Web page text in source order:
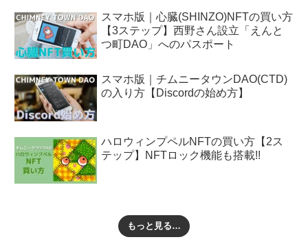
スマホ版｜心臓(SHINZO)NFTの買い方
【3ステップ】西野さん設立「えんと
つ町DAO」へのパスポート
スマホ版｜チムニータウンDAO(CTD)
の入り方【Discordの始め方】
ハロウィンプペルNFTの買い方【2ス
テップ】NFTロック機能も搭載!!
もっと見る…